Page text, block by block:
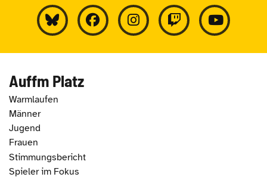
Auffm Platz
Warmlaufen
Männer
Jugend
Frauen
Stimmungsbericht
Spieler im Fokus